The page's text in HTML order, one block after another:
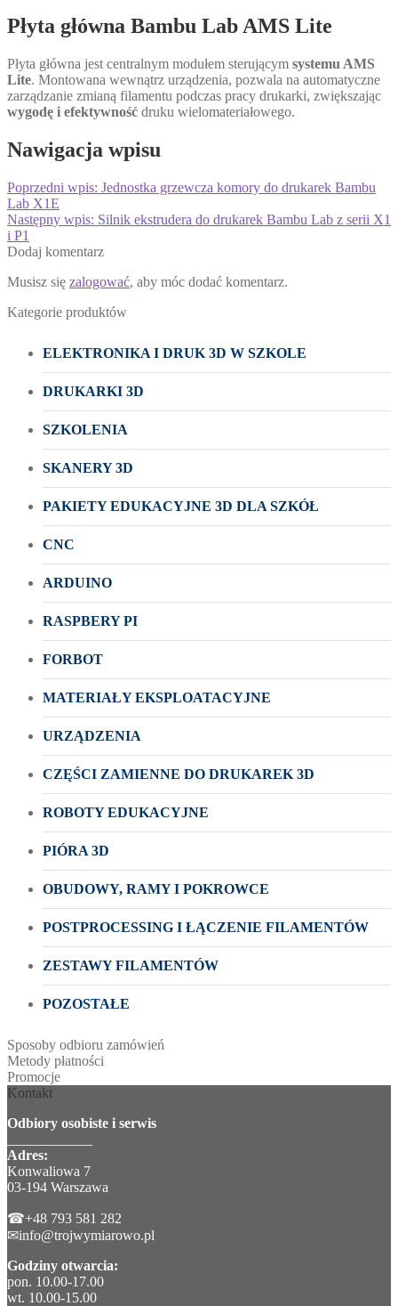
Płyta główna Bambu Lab AMS Lite
Płyta główna jest centralnym modułem sterującym systemu AMS
Lite. Montowana wewnątrz urządzenia, pozwala na automatyczne
zarządzanie zmianą filamentu podczas pracy drukarki, zwiększając
wygodę i efektywność druku wielomateriałowego.
Nawigacja wpisu
Poprzedni wpis: Jednostka grzewcza komory do drukarek Bambu
Lab X1E
Następny wpis: Silnik ekstrudera do drukarek Bambu Lab z serii X1
i P1
Dodaj komentarz
Musisz się zalogować, aby móc dodać komentarz.
Kategorie produktów
ELEKTRONIKA I DRUK 3D W SZKOLE
DRUKARKI 3D
SZKOLENIA
SKANERY 3D
PAKIETY EDUKACYJNE 3D DLA SZKÓŁ
CNC
ARDUINO
RASPBERY PI
FORBOT
MATERIAŁY EKSPLOATACYJNE
URZĄDZENIA
CZĘŚCI ZAMIENNE DO DRUKAREK 3D
ROBOTY EDUKACYJNE
PIÓRA 3D
OBUDOWY, RAMY I POKROWCE
POSTPROCESSING I ŁĄCZENIE FILAMENTÓW
ZESTAWY FILAMENTÓW
POZOSTAŁE
Sposoby odbioru zamówień
Metody płatności
Promocje
Kontakt
Odbiory osobiste i serwis
Adres:
Konwaliowa 7
03-194 Warszawa
☎+48 793 581 282
✉info@trojwymiarowo.pl
Godziny otwarcia:
pon. 10.00-17.00
wt. 10.00-15.00